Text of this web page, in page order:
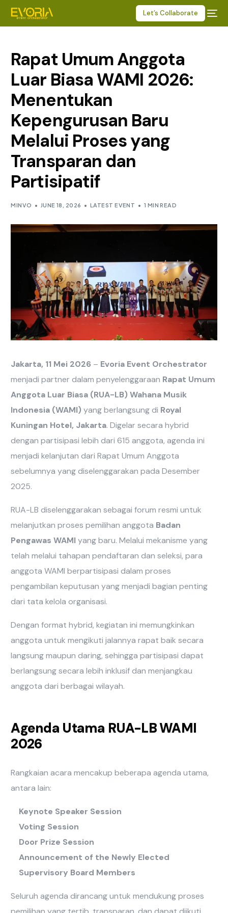
Let’s Collaborate
Rapat Umum Anggota
Luar Biasa WAMI 2026:
Menentukan
Kepengurusan Baru
Melalui Proses yang
Transparan dan
Partisipatif
MINVO JUNE 18, 2026 LATEST EVENT 1 MIN READ
Jakarta, 11 Mei 2026 – Evoria Event Orchestrator
menjadi partner dalam penyelenggaraan Rapat Umum
Anggota Luar Biasa (RUA-LB) Wahana Musik
Indonesia (WAMI) yang berlangsung di Royal
Kuningan Hotel, Jakarta. Digelar secara hybrid
dengan partisipasi lebih dari 615 anggota, agenda ini
menjadi kelanjutan dari Rapat Umum Anggota
sebelumnya yang diselenggarakan pada Desember
2025.
RUA-LB diselenggarakan sebagai forum resmi untuk
melanjutkan proses pemilihan anggota Badan
Pengawas WAMI yang baru. Melalui mekanisme yang
telah melalui tahapan pendaftaran dan seleksi, para
anggota WAMI berpartisipasi dalam proses
pengambilan keputusan yang menjadi bagian penting
dari tata kelola organisasi.
Dengan format hybrid, kegiatan ini memungkinkan
anggota untuk mengikuti jalannya rapat baik secara
langsung maupun daring, sehingga partisipasi dapat
berlangsung secara lebih inklusif dan menjangkau
anggota dari berbagai wilayah.
Agenda Utama RUA-LB WAMI
2026
Rangkaian acara mencakup beberapa agenda utama,
antara lain:
Keynote Speaker Session
Voting Session
Door Prize Session
Announcement of the Newly Elected
Supervisory Board Members
Seluruh agenda dirancang untuk mendukung proses